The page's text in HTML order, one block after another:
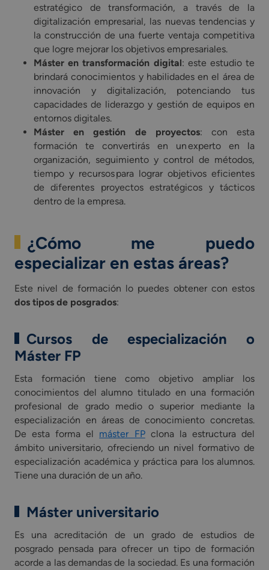
estratégico de transformación, a través de la
digitalización empresarial, las nuevas tendencias y
la construcción de una fuerte ventaja competitiva
que logre mejorar los objetivos empresariales.
Máster en transformación digital: este estudio te
brindará conocimientos y habilidades en el área de
innovación y digitalización, potenciando tus
capacidades de liderazgo y gestión de equipos en
entornos digitales.
Máster en gestión de proyectos: con esta
formación te convertirás en un experto en la
organización, seguimiento y control de métodos,
tiempo y recursos para lograr objetivos eficientes
de diferentes proyectos estratégicos y tácticos
dentro de la empresa.
¿Cómo me puedo
especializar en estas áreas?
Este nivel de formación lo puedes obtener con estos
dos tipos de posgrados:
Cursos de especialización o
Máster FP
Esta formación tiene como objetivo ampliar los
conocimientos del alumno titulado en una formación
profesional de grado medio o superior mediante la
especialización en áreas de conocimiento concretas.
De esta forma el máster FPclona la estructura del
ámbito universitario, ofreciendo un nivel formativo de
especialización académica y práctica para los alumnos.
Tiene una duración de un año.
Máster universitario
Es una acreditación de un grado de estudios de
posgrado pensada para ofrecer un tipo de formación
acorde a las demandas de la sociedad. Es una formación